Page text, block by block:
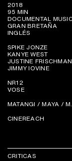
2018
95 MIN
DOCUMENTAL
GRAN BRETAÑA
INGLÉS
SPIKE JONZE
KANYE WEST
JUSTINE
JIMMY IOVINE
NR12
VOSE
MATANGI / MAYA /
CINEREACH
CRITICAS